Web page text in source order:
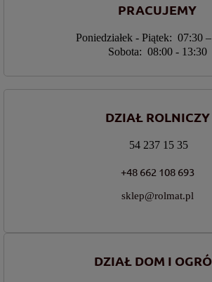
PRACUJEMY
Poniedziałek - Piątek: 07:30
Sobota: 08:00 - 13:30
DZIAŁ ROLNICZY
54 237 15 35
+48 662 108 693
sklep@rolmat.pl
DZIAŁ DOM I